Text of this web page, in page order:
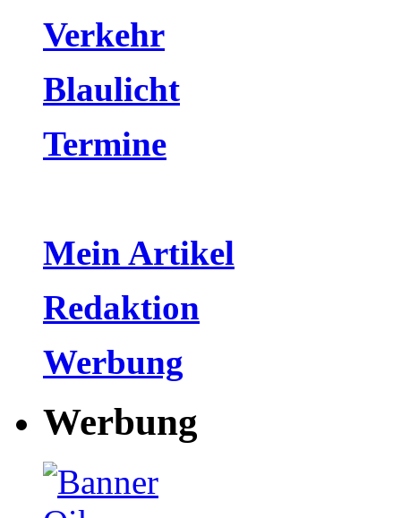
Verkehr
Blaulicht
Termine
Mein Artikel
Redaktion
Werbung
Werbung